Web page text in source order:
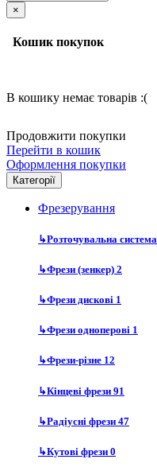
×
Кошик покупок
В кошику немає товарів :(
Продовжити покупки
Перейти в кошик
Оформлення покупки
Категорії
Фрезерування
↳Розточувальна система
↳Фрези (зенкер) 2
↳Фрези дискові 1
↳Фрези одноперові 1
↳Фрези-різне 12
↳Кінцеві фрези 91
↳Радіусні фрези 47
↳Кутові фрези 0